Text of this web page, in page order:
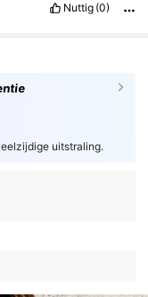
Nuttig (0)
uitstraling.